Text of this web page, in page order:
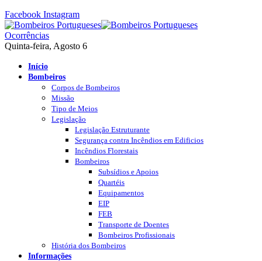
Facebook Instagram
Ocorrências
Quinta-feira, Agosto 6
Início
Bombeiros
Corpos de Bombeiros
Missão
Tipo de Meios
Legislação
Legislação Estruturante
Segurança contra Incêndios em Edificios
Incêndios Florestais
Bombeiros
Subsídios e Apoios
Quartéis
Equipamentos
EIP
FEB
Transporte de Doentes
Bombeiros Profissionais
História dos Bombeiros
Informações